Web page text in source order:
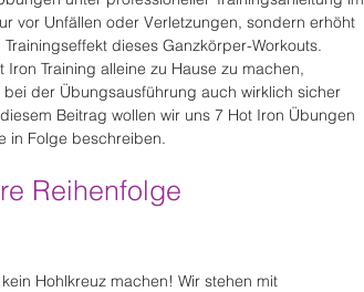
vor Unfällen oder Verletzungen, sondern erhöht
dieses Ganzkörper-Workouts.
Training alleine zu Hause zu machen,
der Übungsausführung auch wirklich sicher
Beitrag wollen wir uns 7 Hot Iron Übungen
in Folge beschreiben.
Reihenfolge
Hohlkreuz machen! Wir stehen mit